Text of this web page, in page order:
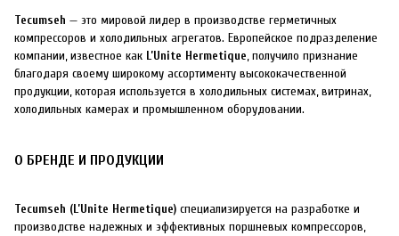
Tecumseh — это мировой лидер в производстве герметичных
компрессоров и холодильных агрегатов. Европейское подразделение
компании, известное как L’Unite Hermetique, получило признание
благодаря своему широкому ассортименту высококачественной
продукции, которая используется в холодильных системах, витринах,
холодильных камерах и промышленном оборудовании.
О БРЕНДЕ И ПРОДУКЦИИ
Tecumseh (L’Unite Hermetique) специализируется на разработке и
производстве надежных и эффективных поршневых компрессоров,